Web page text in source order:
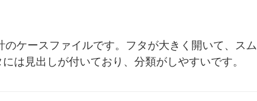
ケースファイルです。フタが大きく開いて、ス
は見出しが付いており、分類がしやすいです。